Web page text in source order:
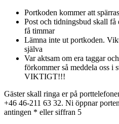
Portkoden kommer att
Post och tidningsbud skall få
få timmar
Lämna inte ut portkoden.
själva
Var aktsam om era taggar
förkommer så meddela oss i
VIKTIGT!!!
Gäster skall ringa er på
+46 46-211 63 32. Ni öppnar
antingen * eller siffran 5